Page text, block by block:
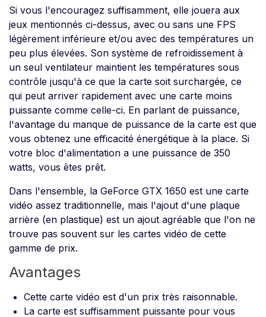
Si vous l'encouragez suffisamment, elle jouera aux
jeux mentionnés ci-dessus, avec ou sans une FPS
légèrement inférieure et/ou avec des températures un
peu plus élevées. Son système de refroidissement à
un seul ventilateur maintient les températures sous
contrôle jusqu'à ce que la carte soit surchargée, ce
qui peut arriver rapidement avec une carte moins
puissante comme celle-ci. En parlant de puissance,
l'avantage du manque de puissance de la carte est que
vous obtenez une efficacité énergétique à la place. Si
votre bloc d'alimentation a une puissance de 350
watts, vous êtes prêt.
Dans l'ensemble, la GeForce GTX 1650 est une carte
vidéo assez traditionnelle, mais l'ajout d'une plaque
arrière (en plastique) est un ajout agréable que l'on ne
trouve pas souvent sur les cartes vidéo de cette
gamme de prix.
Avantages
Cette carte vidéo est d'un prix très raisonnable.
La carte est suffisamment puissante pour vous